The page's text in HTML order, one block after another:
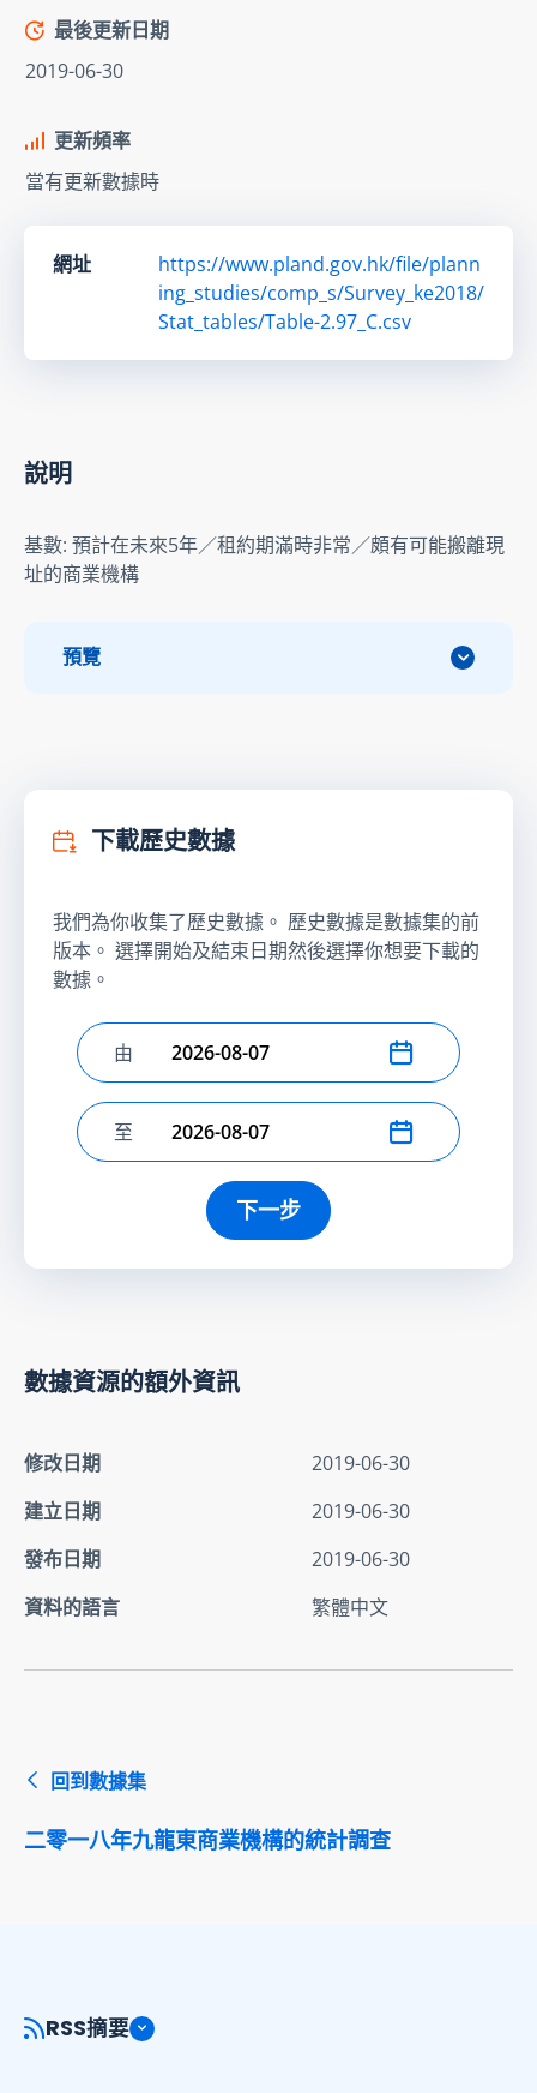
最後更新日期
2019-06-30
更新頻率
當有更新數據時
網址
https://www.pland.gov.hk/file/plann
ing_studies/comp_s/Survey_ke2018/
Stat_tables/Table-2.97_C.csv
說明
基數: 預計在未來5年／租約期滿時非常／頗有可能搬離現
址的商業機構
預覽
下載歷史數據
我們為你收集了歷史數據。 歷史數據是數據集的前
版本。 選擇開始及結束日期然後選擇你想要下載的
數據。
選擇開始日期
由
選擇結束日期
至
下一步
數據資源的額外資訊
修改日期
2019-06-30
建立日期
2019-06-30
發布日期
2019-06-30
資料的語言
繁體中文
回到數據集
二零一八年九龍東商業機構的統計調查
RSS摘要